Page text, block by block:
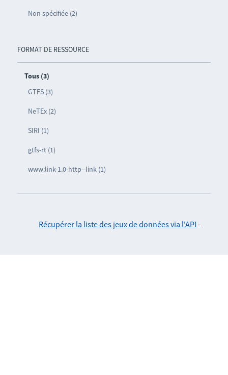
Non spécifiée (2)
FORMAT DE RESSOURCE
Tous (3)
GTFS (3)
NeTEx (2)
SIRI (1)
gtfs-rt (1)
www:link-1.0-http--link (1)
Récupérer la liste des jeux de données via l'API -